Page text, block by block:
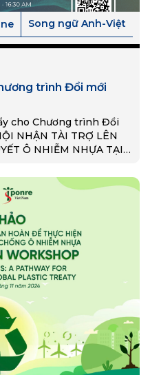
Song ngữ Anh-Việt
trình Đổi mới
cho Chương trình Đổi
NHẬN TÀI TRỢ LÊN
Ô NHIỄM NHỰA TẠI